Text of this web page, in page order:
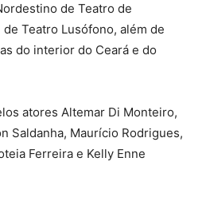
de Teatro de
Teatro Lusófono, além de
do interior do Ceará e do
atores Altemar Di Monteiro,
Saldanha, Maurício Rodrigues,
Ferreira e Kelly Enne